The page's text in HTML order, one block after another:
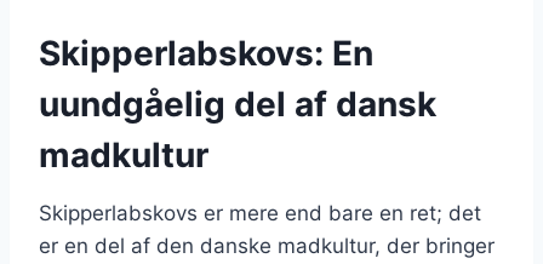
Skipperlabskovs: En
uundgåelig del af dansk
madkultur
Skipperlabskovs er mere end bare en ret; det
er en del af den danske madkultur, der bringer